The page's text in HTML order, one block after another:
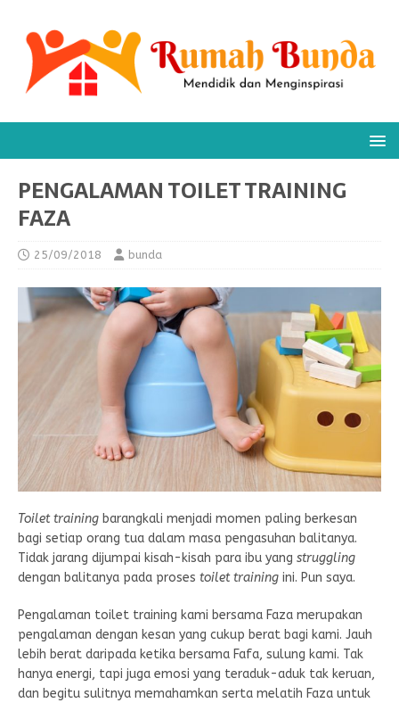
PENGALAMAN TOILET TRAINING
FAZA
25/09/2018 bunda
Toilet training barangkali menjadi momen paling berkesan
bagi setiap orang tua dalam masa pengasuhan balitanya.
Tidak jarang dijumpai kisah-kisah para ibu yang struggling
dengan balitanya pada proses toilet training ini. Pun saya.
Pengalaman toilet training kami bersama Faza merupakan
pengalaman dengan kesan yang cukup berat bagi kami. Jauh
lebih berat daripada ketika bersama Fafa, sulung kami. Tak
hanya energi, tapi juga emosi yang teraduk-aduk tak keruan,
dan begitu sulitnya memahamkan serta melatih Faza untuk